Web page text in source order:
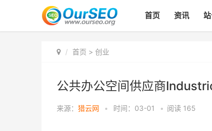
首页 资讯
首页 > 创业
公共办公空间供应商
来源： 猎云网 • 时间：03-01 • 阅读 165